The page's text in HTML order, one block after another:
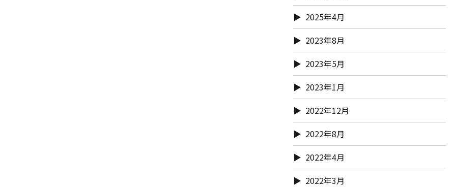
2025年4月
2023年8月
2023年5月
2023年1月
2022年12月
2022年8月
2022年4月
2022年3月